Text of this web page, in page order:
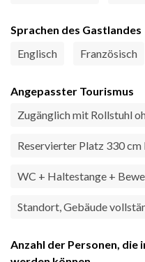
Sprachen des Gastlandes
Englisch
Französisch
Angepasster Tourismus
Zugänglich mit Rollstuhl
Reservierter Platz 330
WC + Haltestange +
Standort, Gebäude
Anzahl der Personen, die